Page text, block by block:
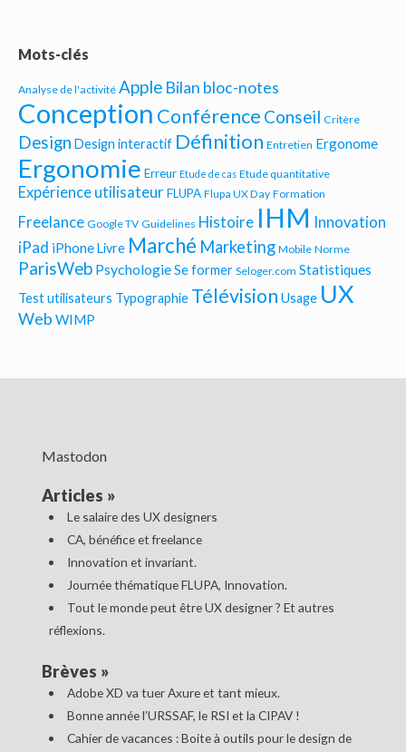
Mots-clés
Analyse de l'activité Apple Bilan bloc-notes
Conception Conférence Conseil Critère
Design Design interactif Définition Entretien Ergonome
Ergonomie Erreur Etude de cas Etude quantitative
Expérience utilisateur FLUPA Flupa UX Day Formation
Freelance Google TV Guidelines Histoire IHM Innovation
iPad iPhoneLivre Marché Marketing Mobile Norme
ParisWeb PsychologieSe former Seloger.com Statistiques
Test utilisateurs Typographie Télévision Usage UX
Web WIMP
Mastodon
Articles »
Le salaire des UX designers
CA, bénéfice et freelance
Innovation et invariant.
Journée thématique FLUPA, Innovation.
Tout le monde peut être UX designer ? Et autres
réflexions.
Brèves »
Adobe XD va tuer Axure et tant mieux.
Bonne année l’URSSAF, le RSI et la CIPAV !
Cahier de vacances : Boite à outils pour le design de